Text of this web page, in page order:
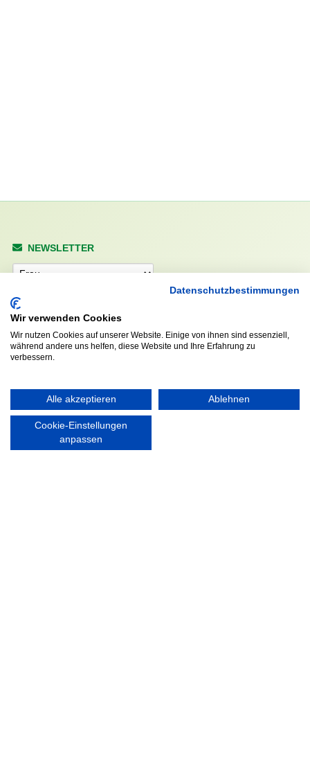
NEWSLETTER
Anrede
Abonnieren
Walddörfer Sportverein
Halenreie 32-34
22359 Hamburg
Tel. 040 / 64 50 62 - 0
SERVICEZEITEN:
Mo. – Fr. 8:00 – 22:00 Uhr
Datenschutzbestimmungen
Wir verwenden Cookies
Wir nutzen Cookies auf unserer Website. Einige von ihnen sind essenziell,
während andere uns helfen, diese Website und Ihre Erfahrung zu
verbessern.
Alle akzeptieren Ablehnen
Cookie-Einstellungen
anpassen